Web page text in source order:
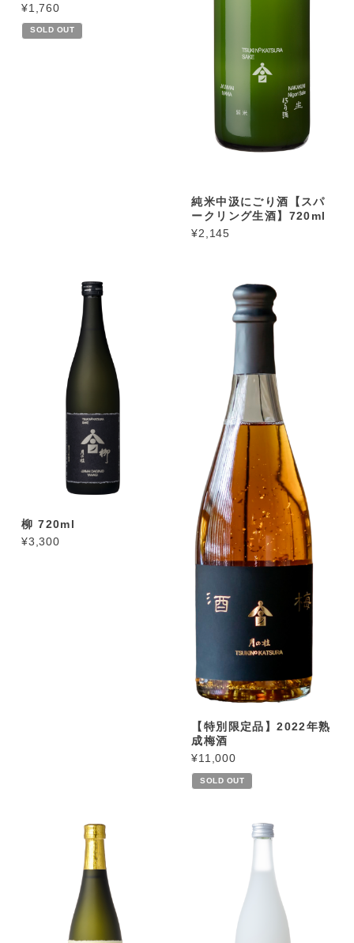
¥1,760
SOLD OUT
純米中汲にごり酒【スパ
ークリング生酒】720ml
¥2,145
柳 720ml
¥3,300
【特別限定品】2022年熟
成梅酒
¥11,000
SOLD OUT